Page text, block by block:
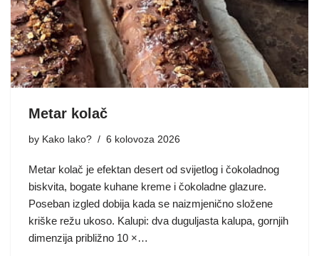
Metar kolač
by Kako lako? 6 kolovoza 2026
Metar kolač je efektan desert od svijetlog i čokoladnog
biskvita, bogate kuhane kreme i čokoladne glazure.
Poseban izgled dobija kada se naizmjenično složene
kriške režu ukoso. Kalupi: dva duguljasta kalupa, gornjih
dimenzija približno 10 ×…